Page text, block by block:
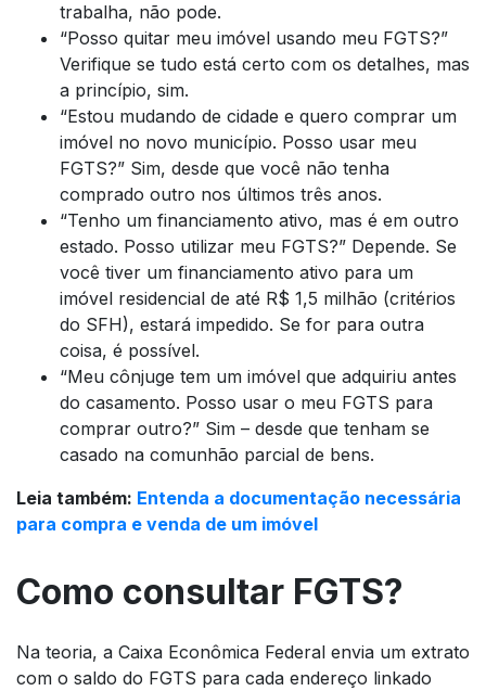
trabalha, não pode.
“Posso quitar meu imóvel usando meu FGTS?”
Verifique se tudo está certo com os detalhes, mas
a princípio, sim.
“Estou mudando de cidade e quero comprar um
imóvel no novo município. Posso usar meu
FGTS?” Sim, desde que você não tenha
comprado outro nos últimos três anos.
“Tenho um financiamento ativo, mas é em outro
estado. Posso utilizar meu FGTS?” Depende. Se
você tiver um financiamento ativo para um
imóvel residencial de até R$ 1,5 milhão (critérios
do SFH), estará impedido. Se for para outra
coisa, é possível.
“Meu cônjuge tem um imóvel que adquiriu antes
do casamento. Posso usar o meu FGTS para
comprar outro?” Sim – desde que tenham se
casado na comunhão parcial de bens.
Leia também: Entenda a documentação necessária
para compra e venda de um imóvel
Como consultar FGTS?
Na teoria, a Caixa Econômica Federal envia um extrato
com o saldo do FGTS para cada endereço linkado